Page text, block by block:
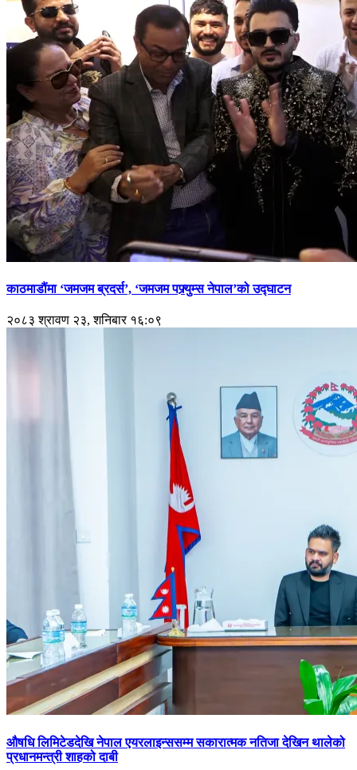
काठमाडौंमा ‘जमजम ब्रदर्स’, ‘जमजम पफ्र्युम्स नेपाल’को उद्घाटन
२०८३ श्रावण २३, शनिबार १६:०९
औषधि लिमिटेडदेखि नेपाल एयरलाइन्ससम्म सकारात्मक नतिजा देखिन थालेको
प्रधानमन्त्री शाहको दाबी